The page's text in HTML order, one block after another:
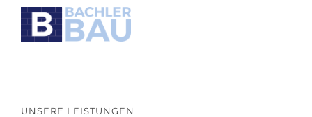
UNSERE LEISTUNGEN